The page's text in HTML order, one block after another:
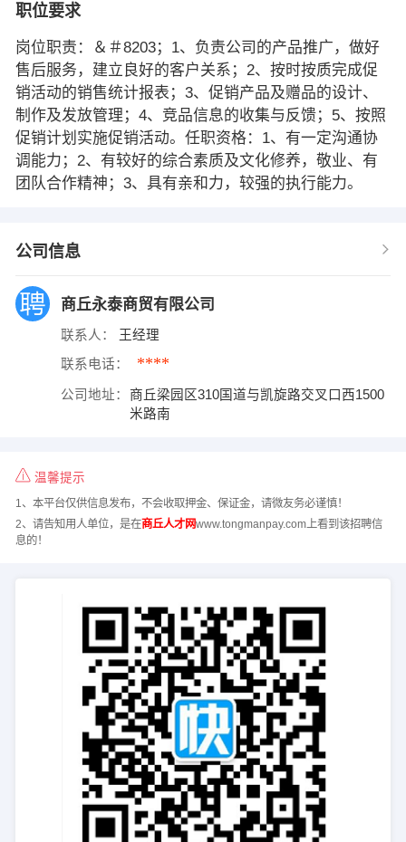
职位要求
岗位职责：＆＃8203；1、负责公司的产品推广，做好
售后服务，建立良好的客户关系；2、按时按质完成促
销活动的销售统计报表；3、促销产品及赠品的设计、
制作及发放管理；4、竞品信息的收集与反馈；5、按照
促销计划实施促销活动。任职资格：1、有一定沟通协
调能力；2、有较好的综合素质及文化修养，敬业、有
团队合作精神；3、具有亲和力，较强的执行能力。
公司信息
商丘永泰商贸有限公司
联系人： 王经理
联系电话： ****
公司地址：
商丘梁园区310国道与凯旋路交叉口西1500
米路南
温馨提示
1、本平台仅供信息发布，不会收取押金、保证金，请微友务必谨慎！
2、请告知用人单位，是在商丘人才网www.tongmanpay.com上看到该招聘信
息的！